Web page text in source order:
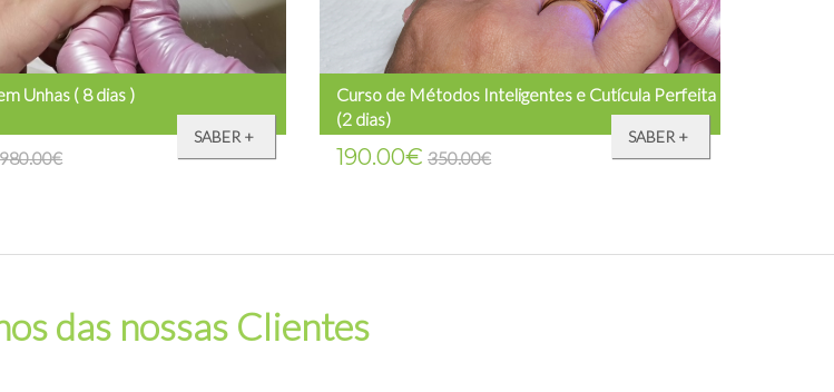
Unhas ( 8 dias )
980.00€
SABER +
Curso de Métodos Inteligentes e Cutícula Perfeita
(2 dias)
190.00€ 350.00€
SABER +
das nossas Clientes